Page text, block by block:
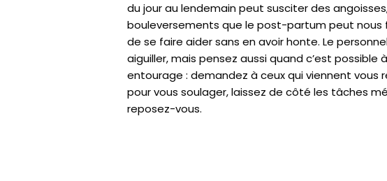
du jour au lendemain peut susciter des
bouleversements que le post-partum peut nous
de se faire aider sans en avoir honte. Le
aiguiller, mais pensez aussi quand c’est possible
entourage : demandez à ceux qui viennent vous
pour vous soulager, laissez de côté les tâches
reposez-vous.